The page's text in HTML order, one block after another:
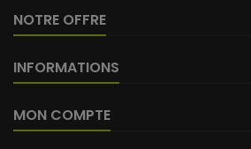
NOTRE OFFRE
INFORMATIONS
MON COMPTE